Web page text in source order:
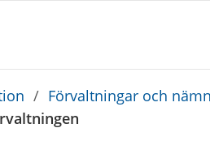
/ Förvaltningar och